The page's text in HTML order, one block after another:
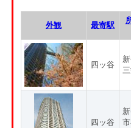
外観 最寄駅
四ッ谷
四ッ谷